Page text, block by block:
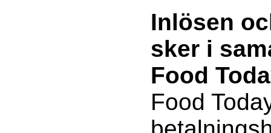
Inlösen
sker i
Food
Food